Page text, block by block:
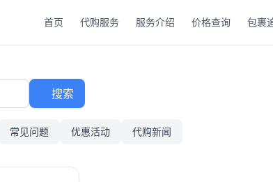
首页 代购服务 服务介绍 价格查询 包裹
搜索
常见问题 优惠活动 代购新闻